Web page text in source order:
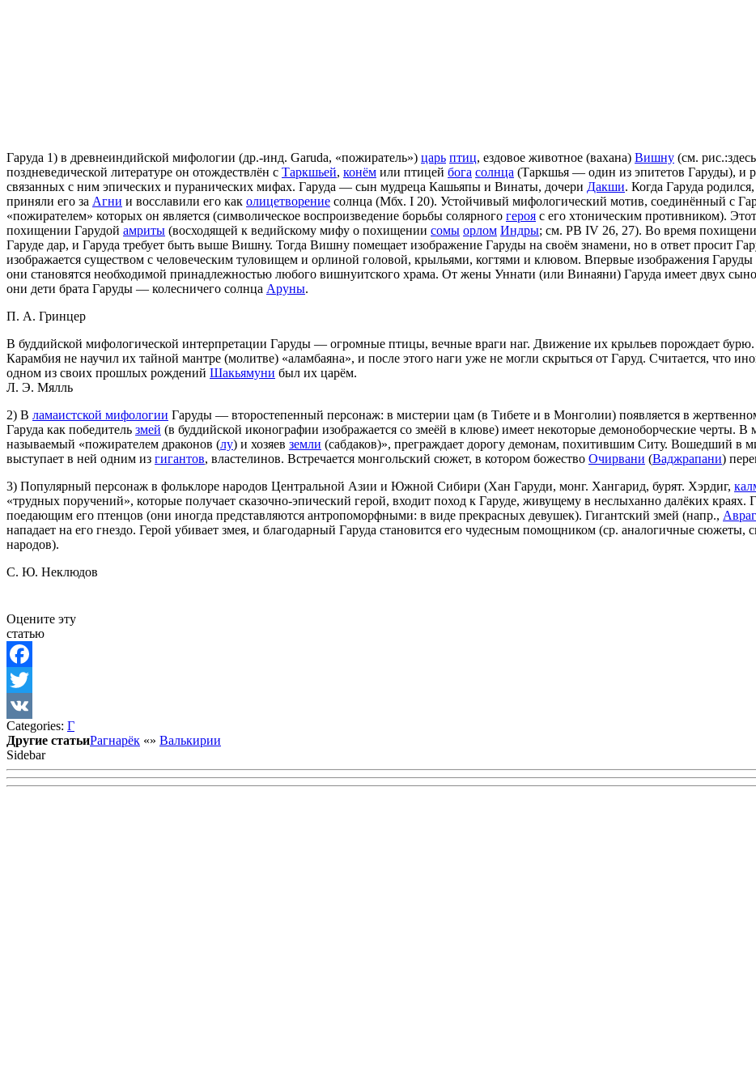
Гаруда 1) в древнеиндийской мифологии (др.-инд. Garuda, «пожиратель») царь птиц, ездовое животное (вахана) Вишну (см.
поздневедической литературе он отождествлён с Таркшьей, конём или птицей бога солнца (Таркшья — один из эпитетов Гаруды), и
связанных с ним эпических и пуранических мифах. Гаруда — сын мудреца Кашьяпы и Винаты, дочери Дакши. Когда Гаруда родился,
приняли его за Агни и восславили его как олицетворение солнца (Мбх. I 20). Устойчивый мифологический мотив, соединённый с
«пожирателем» которых он является (символическое воспроизведение борьбы солярного героя с его хтоническим противником).
похищении Гарудой амриты (восходящей к ведийскому мифу о похищении сомы орлом Индры; см. РВ IV 26, 27). Во время
Гаруде дар, и Гаруда требует быть выше Вишну. Тогда Вишну помещает изображение Гаруды на своём знамени, но в ответ просит
изображается существом с человеческим туловищем и орлиной головой, крыльями, когтями и клювом. Впервые изображения
они становятся необходимой принадлежностью любого вишнуитского храма. От жены Уннати (или Винаяни) Гаруда имеет двух
они дети брата Гаруды — колесничего солнца Аруны.
П. А. Гринцер
В буддийской мифологической интерпретации Гаруды — огромные птицы, вечные враги наг. Движение их крыльев порождает бурю.
Карамбия не научил их тайной мантре (молитве) «аламбаяна», и после этого наги уже не могли скрыться от Гаруд. Считается, что
одном из своих прошлых рождений Шакьямуни был их царём.
Л. Э. Мялль
2) В ламаистской мифологии Гаруды — второстепенный персонаж: в мистерии цам (в Тибете и в Монголии) появляется в
Гаруда как победитель змей (в буддийской иконографии изображается со змеёй в клюве) имеет некоторые демоноборческие черты. В
называемый «пожирателем драконов (лу) и хозяев земли (сабдаков)», преграждает дорогу демонам, похитившим Ситу. Вошедший в
выступает в ней одним из гигантов, властелинов. Встречается монгольский сюжет, в котором божество Очирвани (Ваджрапани)
3) Популярный персонаж в фольклоре народов Центральной Азии и Южной Сибири (Хан Гаруди, монг. Хангарид, бурят. Хэрдиг,
«трудных поручений», которые получает сказочно-эпический герой, входит поход к Гаруде, живущему в неслыханно далёких краях.
поедающим его птенцов (они иногда представляются антропоморфными: в виде прекрасных девушек). Гигантский змей (напр.,
нападает на его гнездо. Герой убивает змея, и благодарный Гаруда становится его чудесным помощником (ср. аналогичные сюжеты,
народов).
С. Ю. Неклюдов
Оцените эту
статью
Facebook
Twitter
VK
Categories: Г
Другие статьиРагнарёк «» Валькирии
Sidebar